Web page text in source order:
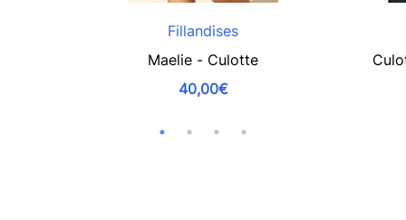
Fillandises
Maelie - Culotte
40,00€